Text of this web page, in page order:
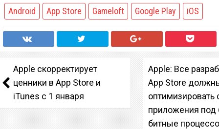
Android App Store Gameloft Google Play iOS
Apple скорректирует
ценники в App Store и
iTunes с 1 января
Apple: Все
App Store
оптимизировать
приложения под
битные